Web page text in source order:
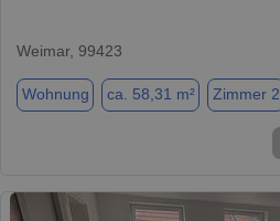
Weimar, 99423
Wohnung ca. 58,31 m² Zimmer 2